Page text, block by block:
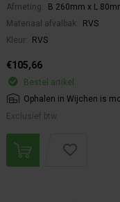
Afmeting:
B 260mm x L
Materiaal afvalbak:
RVS
Kleur:
RVS
€105,66
Bestel artikel.
Ophalen in Wijchen is
Exclusief btw.